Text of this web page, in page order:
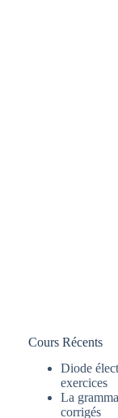
Cours Récents
Diode
exercices
La
corrigés